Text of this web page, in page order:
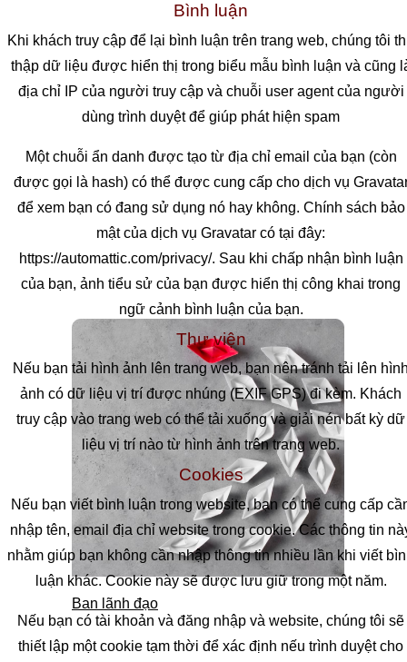
Ban lãnh đạo
Bình luận
Khi khách truy cập để lại bình luận trên trang web, chúng tôi
thập dữ liệu được hiển thị trong biểu mẫu bình luận và cũng
địa chỉ IP của người truy cập và chuỗi user agent của người
dùng trình duyệt để giúp phát hiện spam
Một chuỗi ẩn danh được tạo từ địa chỉ email của bạn (còn
được gọi là hash) có thể được cung cấp cho dịch vụ
để xem bạn có đang sử dụng nó hay không. Chính sách bảo
mật của dịch vụ Gravatar có tại đây:
https://automattic.com/privacy/. Sau khi chấp nhận bình luận
của bạn, ảnh tiểu sử của bạn được hiển thị công khai trong
ngữ cảnh bình luận của bạn.
Thư viện
Nếu bạn tải hình ảnh lên trang web, bạn nên tránh tải lên
ảnh có dữ liệu vị trí được nhúng (EXIF GPS) đi kèm. Khách
truy cập vào trang web có thể tải xuống và giải nén bất kỳ dữ
liệu vị trí nào từ hình ảnh trên trang web.
Cookies
Nếu bạn viết bình luận trong website, bạn có thể cung cấp
nhập tên, email địa chỉ website trong cookie. Các thông tin
nhằm giúp bạn không cần nhập thông tin nhiều lần khi viết
luận khác. Cookie này sẽ được lưu giữ trong một năm.
Nếu bạn có tài khoản và đăng nhập và website, chúng tôi sẽ
thiết lập một cookie tạm thời để xác định nếu trình duyệt cho